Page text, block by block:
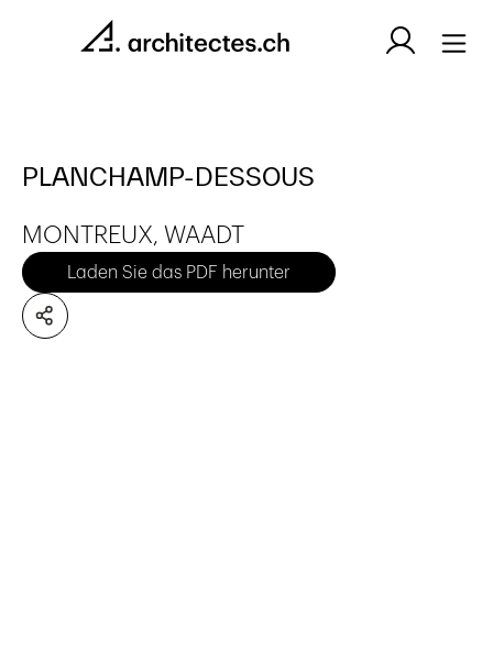
PLANCHAMP-DESSOUS
MONTREUX, WAADT
Laden Sie das PDF herunter